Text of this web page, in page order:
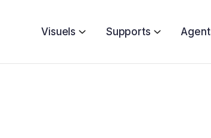
Visuels Supports